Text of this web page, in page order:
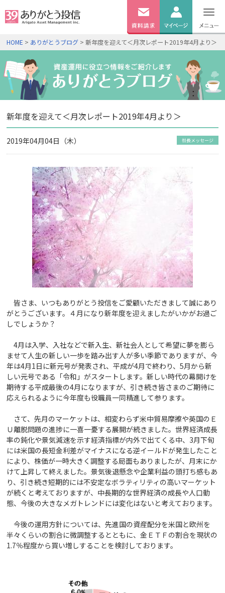
無料資料
請求
ログイン
HOME > ありがとうブログ > 新年度を迎えて＜月次レポート2019年4月より＞
新年度を迎えて＜月次レポート2019年4月より＞
2019年04月04日（木） 社長メッセージ
皆さま、いつもありがとう投信をご愛顧いただきまして誠にあり
がとうございます。４月になり新年度を迎えましたがいかがお過ご
しでしょうか？
4月は入学、入社などで新入生、新社会人として希望に夢を膨ら
ませて人生の新しい一歩を踏み出す人が多い季節でありますが、今
年は4月1日に新元号が発表され、平成が4月で終わり、5月から新
しい元号である「令和」がスタートします。新しい時代の幕開けを
期待する平成最後の4月になりますが、引き続き皆さまのご期待に
応えられるように今年度も役職員一同精進して参ります。
さて、先月のマーケットは、相変わらず米中貿易摩擦や英国のＥ
Ｕ離脱問題の進捗に一喜一憂する展開が続きました。世界経済成長
率の鈍化や景気減速を示す経済指標が内外で出てくる中、3月下旬
には米国の長短金利差がマイナスになる逆イールドが発生したこと
により、株価が一時大きく調整する局面もありましたが、月末にか
けて上昇して終えました。景気後退懸念や企業利益の頭打ち感もあ
り、引き続き短期的には不安定なボラティリティの高いマーケット
が続くと考えておりますが、中長期的な世界経済の成長や人口動
態、今後の大きなメガトレンドには変化はないと考えております。
今後の運用方針については、先進国の資産配分を米国と欧州を
半々くらいの割合に微調整するとともに、金ＥＴＦの割合を現状の
1.7％程度から買い増しすることを検討しております。